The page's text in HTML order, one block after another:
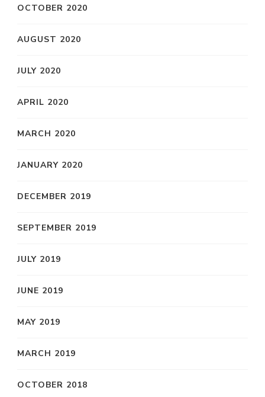
OCTOBER 2020
AUGUST 2020
JULY 2020
APRIL 2020
MARCH 2020
JANUARY 2020
DECEMBER 2019
SEPTEMBER 2019
JULY 2019
JUNE 2019
MAY 2019
MARCH 2019
OCTOBER 2018